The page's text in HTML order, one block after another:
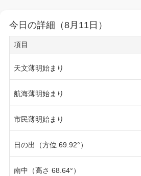
今日の詳細（8月11日）
項目
天文薄明始まり
航海薄明始まり
市民薄明始まり
日の出（方位 69.92°）
南中（高さ 68.64°）